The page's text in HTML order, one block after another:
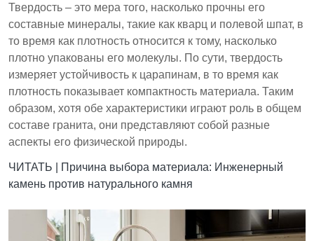
Твердость – это мера того, насколько прочны его
составные минералы, такие как кварц и полевой шпат, в
то время как плотность относится к тому, насколько
плотно упакованы его молекулы. По сути, твердость
измеряет устойчивость к царапинам, в то время как
плотность показывает компактность материала. Таким
образом, хотя обе характеристики играют роль в общем
составе гранита, они представляют собой разные
аспекты его физической природы.
ЧИТАТЬ |
Причина выбора материала: Инженерный
камень против натурального камня